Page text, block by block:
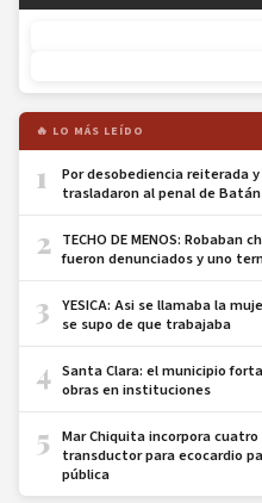
🔥 LO MÁS LEÍDO
1
Por desobediencia reiterada
trasladaron al penal de
2 TECHO DE MENOS: Robaban
fueron denunciados y uno
3
YESICA: Asi se llamaba la
se supo de que trabajaba
4 Santa Clara: el municipio
obras en instituciones
5
Mar Chiquita incorpora
transductor para ecocardio
pública